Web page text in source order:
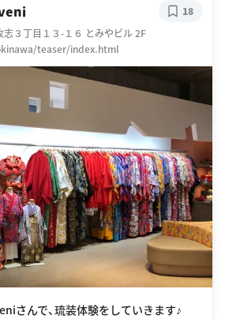
志３丁目１３-１６ とみやビル 2F
teaser/index.html
18
さんで、琉装体験をしていきます♪